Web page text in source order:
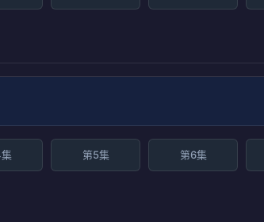
第5集 第6集